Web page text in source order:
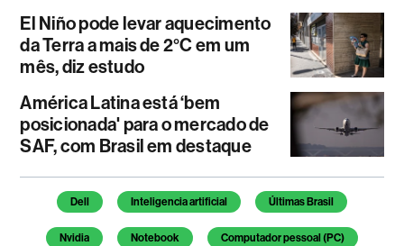
El Niño pode levar aquecimento
da Terra a mais de 2°C em um
mês, diz estudo
América Latina está ‘bem
posicionada' para o mercado de
SAF, com Brasil em destaque
Temas deste artigo
Dell Inteligencia artificial Últimas Brasil
Nvidia Notebook Computador pessoal (PC)